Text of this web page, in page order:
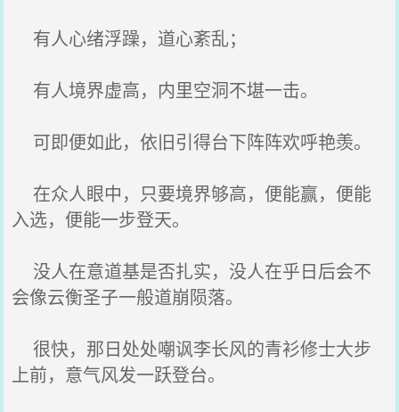
有人心绪浮躁，道心紊乱；
有人境界虚高，内里空洞不堪一击。
可即便如此，依旧引得台下阵阵欢呼艳羡。
在众人眼中，只要境界够高，便能赢，便能
入选，便能一步登天。
没人在意道基是否扎实，没人在乎日后会不
会像云衡圣子一般道崩陨落。
很快，那日处处嘲讽李长风的青衫修士大步
上前，意气风发一跃登台。